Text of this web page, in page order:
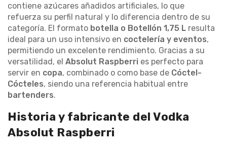
contiene azúcares añadidos artificiales, lo que
refuerza su perfil natural y lo diferencia dentro de su
categoría. El formato botella o Botellón 1,75 L resulta
ideal para un uso intensivo en coctelería y eventos,
permitiendo un excelente rendimiento. Gracias a su
versatilidad, el Absolut Raspberri es perfecto para
servir en copa, combinado o como base de Cóctel-
Cócteles, siendo una referencia habitual entre
bartenders.
Historia y fabricante del Vodka
Absolut Raspberri